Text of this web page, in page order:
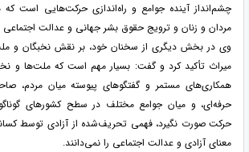
چشم‌انداز آینده جوامع و راه‌اندازی حرکت‌هایی است
مردان و زنان و ترویج حقوق بشر جهانی و عدالت
وی در بخش دیگری از سخنان خود، بر نقش نخبگان و
میراث تأکید کرد و گفت: بسیار مهم است که ملت‌ها و
همکاری‌های مستمر و گفتگوهای پیوسته میان مردم،
حرفه‌ای، و میان جوامع مختلف در سطح کشورهای
حرکت صورت نگیرد، فهمی تحریف‌شده از آزادی توسط
معنای آزادی و عدالت اجتماعی را نمی‌دانند.